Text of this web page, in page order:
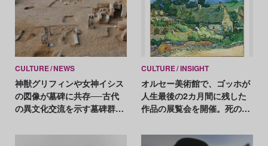
CULTURE NEWS
神獣グリフィンや女神イシス
の図像が墓碑に共存──古代
の異文化交流を示す墓碑群が
CULTURE INSIGHT
オルセー美術館で、ゴッホが
人生最後の2カ月間に残した
作品の展覧会を開催。死の直